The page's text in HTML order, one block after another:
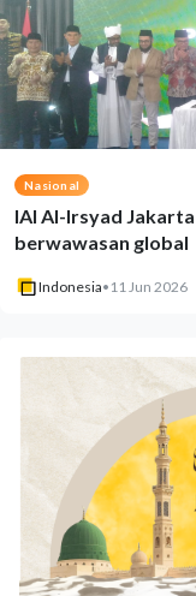
Nasional
IAI Al-Irsyad
berwawasan global
Indonesia• 11 Jun 2026